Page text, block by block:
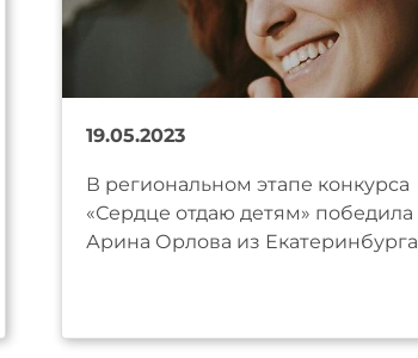
19.05.2023
В региональном этапе конкурса
«Сердце отдаю детям» победила
Арина Орлова из Екатеринбурга